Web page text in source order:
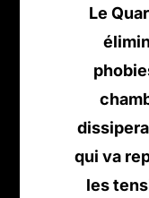
Le
qui va
les